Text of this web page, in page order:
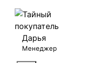
Дарья
Менеджер